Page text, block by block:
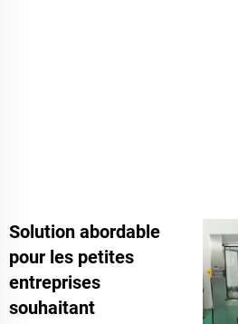
Solution abordable
pour les petites
entreprises
souhaitant